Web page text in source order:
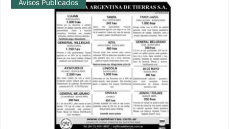
Avisos Publicados